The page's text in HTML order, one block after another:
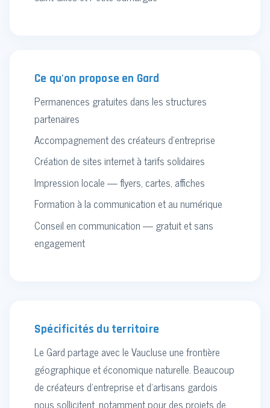
Ce qu'on propose en Gard
Permanences gratuites dans les structures
partenaires
Accompagnement des créateurs d'entreprise
Création de sites internet à tarifs solidaires
Impression locale — flyers, cartes, affiches
Formation à la communication et au numérique
Conseil en communication — gratuit et sans
engagement
Spécificités du territoire
Le Gard partage avec le Vaucluse une frontière
géographique et économique naturelle. Beaucoup
de créateurs d'entreprise et d'artisans gardois
nous sollicitent, notamment pour des projets de